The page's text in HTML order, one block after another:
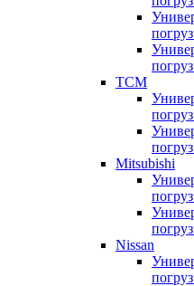
TCM
Mitsubishi
Nissan